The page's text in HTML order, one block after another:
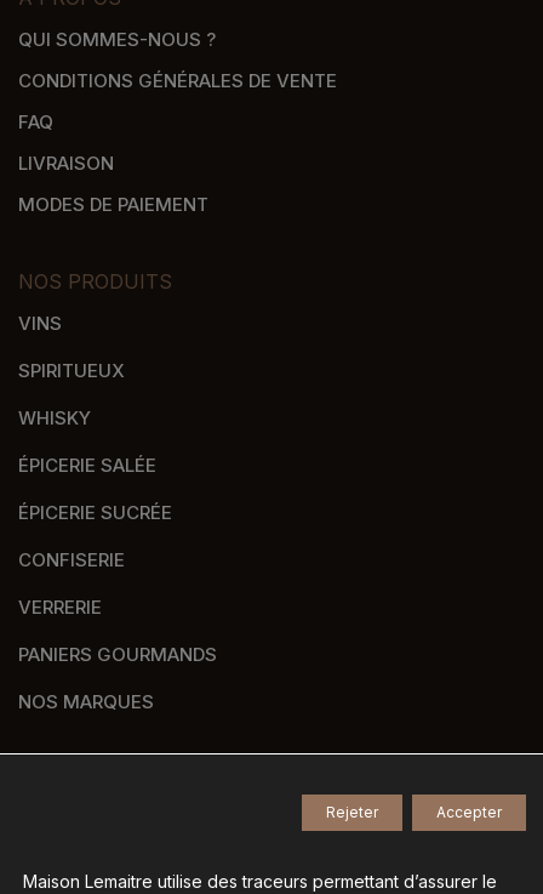
QUI SOMMES-NOUS ?
CONDITIONS GÉNÉRALES DE VENTE
FAQ
LIVRAISON
MODES DE PAIEMENT
NOS PRODUITS
VINS
SPIRITUEUX
WHISKY
ÉPICERIE SALÉE
ÉPICERIE SUCRÉE
CONFISERIE
VERRERIE
PANIERS GOURMANDS
NOS MARQUES
Tous droits réservés -
Mentions légales-
Maison Lemaitre utilise des traceurs permettant d’assurer le
Accepter
Rejeter